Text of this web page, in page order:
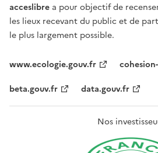
acceslibre a pour objectif de
les lieux recevant du public et de
le plus largement possible.
www.ecologie.gouv.fr
beta.gouv.fr
data.gouv.fr
Nos